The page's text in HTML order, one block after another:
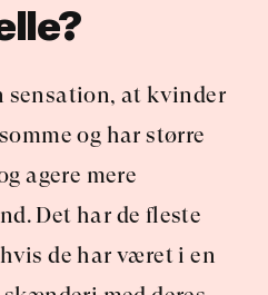
sensation, at kvinder
og har større
agere mere
Det har de fleste
de har været i en